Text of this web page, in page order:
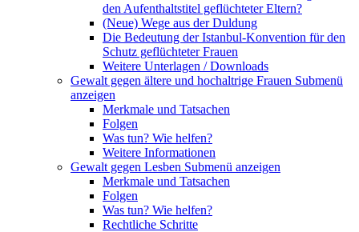
den Aufenthaltstitel geflüchteter Eltern?
(Neue) Wege aus der Duldung
Die Bedeutung der Istanbul-Konvention für den
Schutz geflüchteter Frauen
Weitere Unterlagen / Downloads
Gewalt gegen ältere und hochaltrige Frauen Submenü
anzeigen
Merkmale und Tatsachen
Folgen
Was tun? Wie helfen?
Weitere Informationen
Gewalt gegen Lesben Submenü anzeigen
Merkmale und Tatsachen
Folgen
Was tun? Wie helfen?
Rechtliche Schritte